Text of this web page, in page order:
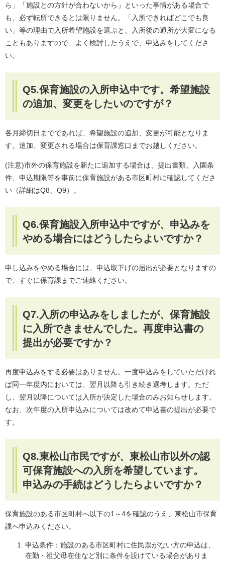
ら」「施設との方針が合わないから」といった事情がある場合で
も、必ず転所できるとは限りません。「入所できればどこでも良
い」等の理由で入所希望施設を選ぶと、入所後の通所が大変になる
こともありますので、よく検討したうえで、申込みをしてくださ
い。
Q5.保育施設の入所申込中です。希望施設
の追加、変更をしたいのですが？
​​各月締切日までであれば、希望施設の追加、変更が可能となりま
す。追加、変更される場合は保育課窓口までお越しください。
(注意)市外の保育施設を新たに追加する場合は、提出書類、入園条
件、申込期限等を事前に保育施設がある市区町村に確認してくださ
い（詳細はQ8、Q9）。
Q6.保育施設入所申込中ですが、申込みを
やめる場合にはどうしたらよいですか？
申し込みをやめる場合には、申込取下げの届出が必要となりますの
で、すぐに保育課までご連絡ください。
Q7.入所の申込みをしましたが、保育施設
に入所できませんでした。再度申込書の
提出が必要ですか？
再度申込みをする必要はありません。一度申込みをしていただけれ
ば同一年度内においては、翌月以降も引き続き選考します。ただ
し、翌月以降については入所が決定した場合のみお知らせします。
なお、次年度の入所申込みについては改めて申込書の提出が必要で
す。
Q8.東松山市民ですが、東松山市以外の認
可保育施設への入所を希望しています。
申込みの手続はどうしたらよいですか？
保育施設のある市区町村へ以下の1～4を確認のうえ、東松山市保育
課へ申込みください。
​申込条件：施設のある市区町村に住民票がない方の申込は、
在勤・祖父母在住など別に条件を設けている場合がありま